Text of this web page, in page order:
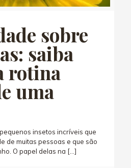
sobre
saiba
rotina
uma
insetos incríveis que
de muitas pessoas e que são
O papel delas na […]